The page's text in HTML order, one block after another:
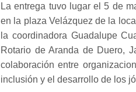
La entrega tuvo lugar el 5 de
en la plaza Velázquez de la
la coordinadora Guadalupe
Rotario de Aranda de Duero,
colaboración entre
inclusión y el desarrollo de los